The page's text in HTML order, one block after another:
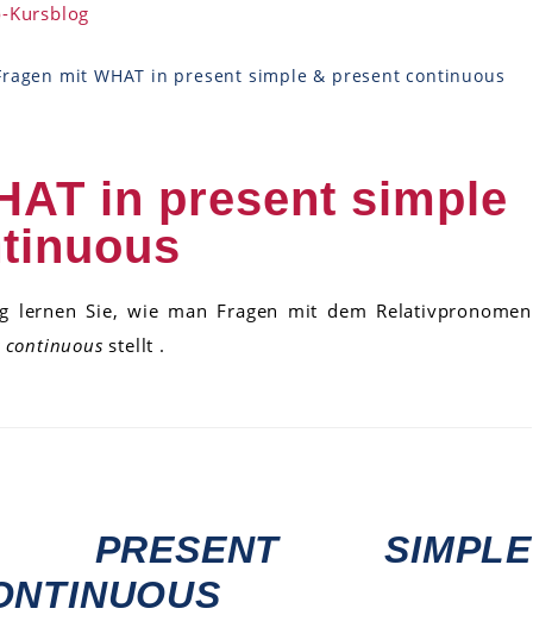
Kursblog
mit WHAT in present simple & present continuous
in present simple
lernen Sie, wie man Fragen mit dem Relativpronomen
continuous stellt .
PRESENT SIMPLE